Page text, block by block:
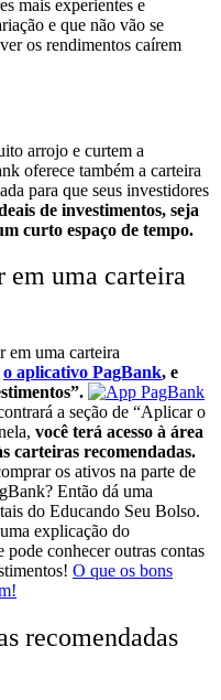
mais experientes e
e que não vão se
os rendimentos caírem
arrojo e curtem a
oferece também a carteira
para que seus investidores
de investimentos, seja
curto espaço de tempo.
em uma carteira
em uma carteira
o aplicativo PagBank, e
a seção de “Aplicar o
você terá acesso à área
carteiras recomendadas.
os ativos na parte de
Então dá uma
do Educando Seu Bolso.
explicação do
conhecer outras contas
O que os bons
recomendadas